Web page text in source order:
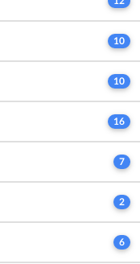
10
10
16
7
2
6